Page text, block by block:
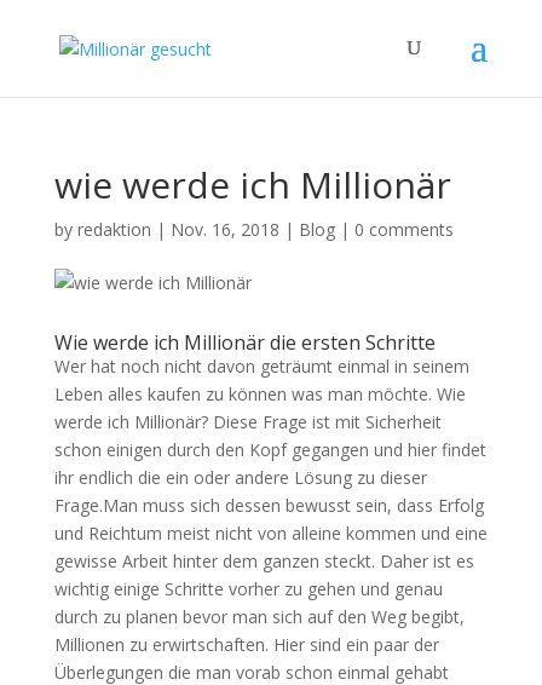
wie werde ich Millionär
by redaktion | Nov. 16, 2018 | Blog| 0 comments
Wie werde ich Millionär die ersten Schritte
Wer hat noch nicht davon geträumt einmal in seinem
Leben alles kaufen zu können was man möchte. Wie
werde ich Millionär? Diese Frage ist mit Sicherheit
schon einigen durch den Kopf gegangen und hier findet
ihr endlich die ein oder andere Lösung zu dieser
Frage.Man muss sich dessen bewusst sein, dass Erfolg
und Reichtum meist nicht von alleine kommen und eine
gewisse Arbeit hinter dem ganzen steckt. Daher ist es
wichtig einige Schritte vorher zu gehen und genau
durch zu planen bevor man sich auf den Weg begibt,
Millionen zu erwirtschaften. Hier sind ein paar der
Überlegungen die man vorab schon einmal gehabt